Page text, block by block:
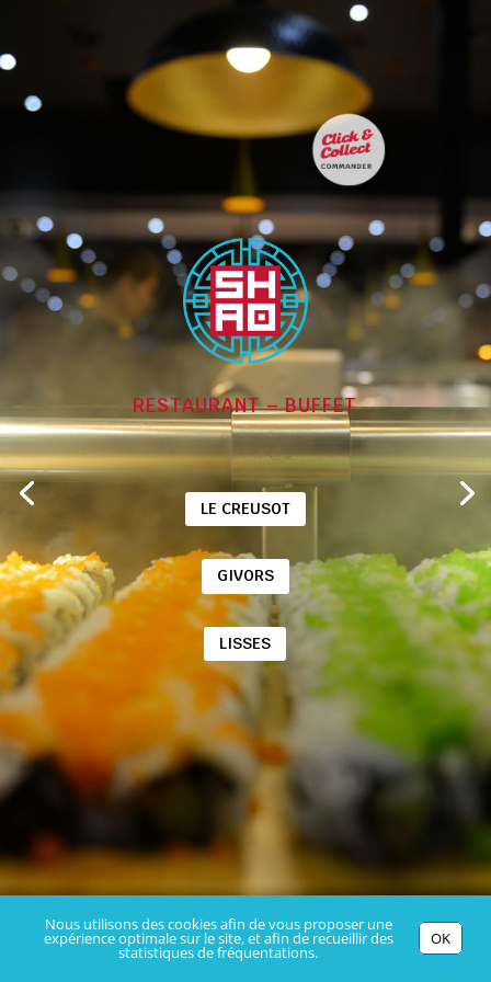
RESTAURANT – BUFFET
LE CREUSOT
GIVORS
LISSES
Nous utilisons des cookies afin de vous proposer une
expérience optimale sur le site, et afin de recueillir des
statistiques de fréquentations.
OK